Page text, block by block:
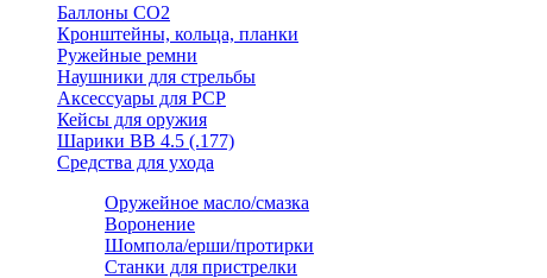
Баллоны СО2
Кронштейны, кольца, планки
Ружейные ремни
Наушники для стрельбы
Аксессуары для PCP
Кейсы для оружия
Шарики ВВ 4.5 (.177)
Средства для ухода
Оружейное масло/смазка
Воронение
Шомпола/ерши/протирки
Станки для пристрелки